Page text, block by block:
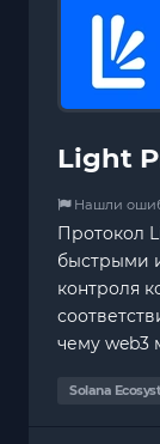
Light
Нашли
Протокол
быстрыми
контроля
чему web3
Solana